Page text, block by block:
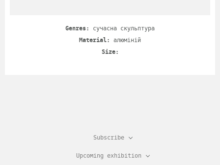
Genres: сучасна скульптура
Material: алюміній
Size:
Subscribe
Upcoming exhibition